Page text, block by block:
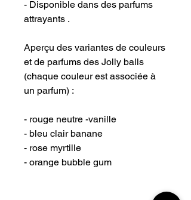
- Disponible dans des parfums
attrayants .
Aperçu des variantes de couleurs
et de parfums des Jolly balls
(chaque couleur est associée à
un parfum) :
- rouge neutre -vanille
- bleu clair banane
- rose myrtille
- orange bubble gum